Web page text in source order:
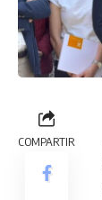
COMPARTIR